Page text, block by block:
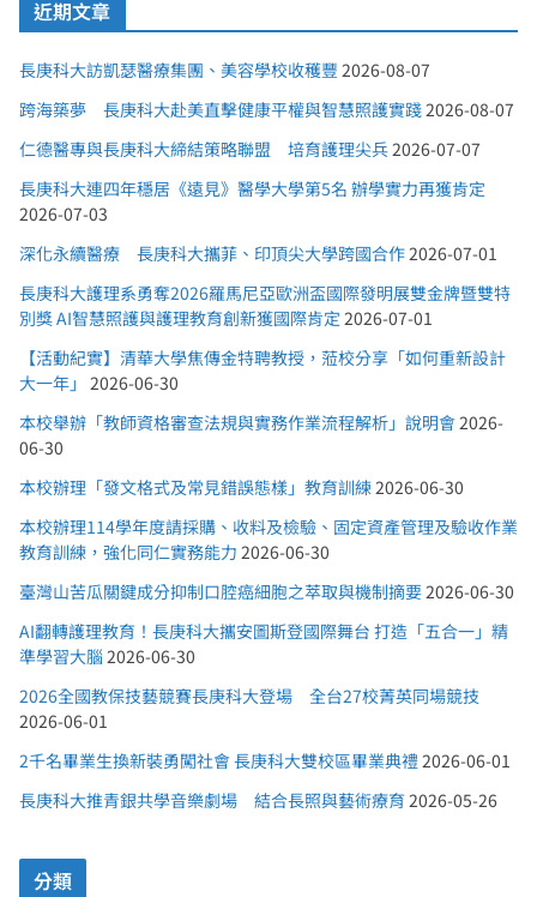
近期文章
長庚科大訪凱瑟醫療集團、美容學校收穫豐 2026-08-07
跨海築夢 長庚科大赴美直擊健康平權與智慧照護實踐2026-08-07
仁德醫專與長庚科大締結策略聯盟 培育護理尖兵2026-07-07
長庚科大連四年穩居《遠見》醫學大學第5名 辦學實力再獲肯定
2026-07-03
深化永續醫療 長庚科大攜菲、印頂尖大學跨國合作2026-07-01
長庚科大護理系勇奪2026羅馬尼亞歐洲盃國際發明展雙金牌暨雙特
別獎 AI智慧照護與護理教育創新獲國際肯定 2026-07-01
【活動紀實】清華大學焦傳金特聘教授，蒞校分享「如何重新設計
大一年」 2026-06-30
本校舉辦「教師資格審查法規與實務作業流程解析」說明會2026-
06-30
本校辦理「發文格式及常見錯誤態樣」教育訓練2026-06-30
本校辦理114學年度請採購、收料及檢驗、固定資產管理及驗收作業
教育訓練，強化同仁實務能力 2026-06-30
臺灣山苦瓜關鍵成分抑制口腔癌細胞之萃取與機制摘要2026-06-30
AI翻轉護理教育！長庚科大攜安圖斯登國際舞台 打造「五合一」精
準學習大腦 2026-06-30
2026全國教保技藝競賽長庚科大登場 全台27校菁英同場競技
2026-06-01
2千名畢業生換新裝勇闖社會 長庚科大雙校區畢業典禮2026-06-01
長庚科大推青銀共學音樂劇場 結合長照與藝術療育 2026-05-26
分類